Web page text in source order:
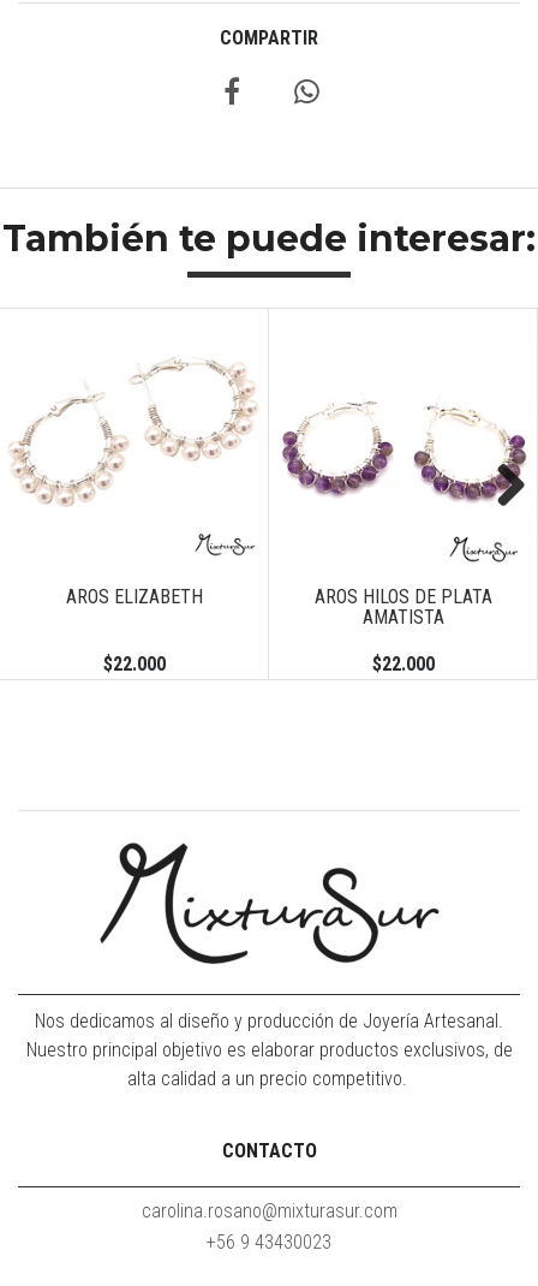
COMPARTIR
También te puede interesar:
AROS HILOS DE PLATA
CONJUNTO
Next
Nos dedicamos al diseño y producción de Joyería Artesanal.
Nuestro principal objetivo es elaborar productos exclusivos, de
alta calidad a un precio competitivo.
CONTACTO
carolina.rosano@mixturasur.com
+56 9 43430023